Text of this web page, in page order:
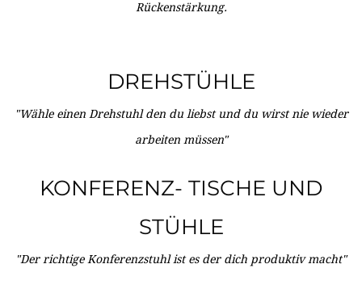
Rückenstärkung.
DREHSTÜHLE
"Wähle einen Drehstuhl den du liebst und du wirst nie wieder
arbeiten müssen"
KONFERENZ- TISCHE UND
STÜHLE
"Der richtige Konferenzstuhl ist es der dich produktiv macht"